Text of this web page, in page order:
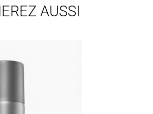
AUSSI